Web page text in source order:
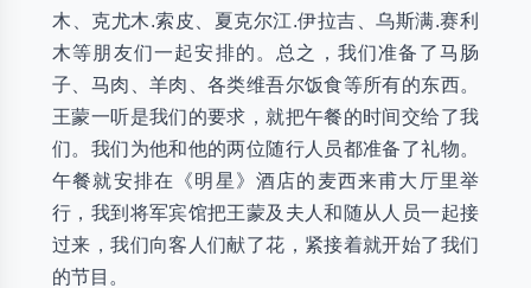
木、克尤木.索皮、夏克尔江.伊拉吉、乌斯满.赛利
木等朋友们一起安排的。总之，我们准备了马肠
子、马肉、羊肉、各类维吾尔饭食等所有的东西。
王蒙一听是我们的要求，就把午餐的时间交给了我
们。我们为他和他的两位随行人员都准备了礼物。
午餐就安排在《明星》酒店的麦西来甫大厅里举
行，我到将军宾馆把王蒙及夫人和随从人员一起接
过来，我们向客人们献了花，紧接着就开始了我们
的节目。